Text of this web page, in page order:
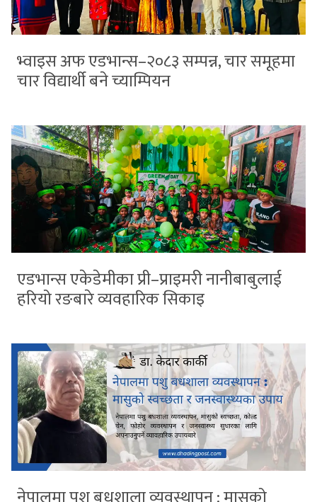
भ्वाइस अफ एडभान्स–२०८३ सम्पन्न, चार समूहमा
चार विद्यार्थी बने च्याम्पियन
एडभान्स एकेडेमीका प्री–प्राइमरी नानीबाबुलाई
हरियो रङबारे व्यवहारिक सिकाइ